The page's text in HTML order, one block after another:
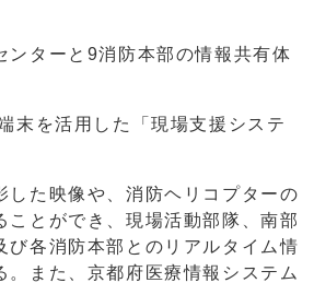
ターと9消防本部の情報共有体
末を活用した「現場支援システ
した映像や、消防ヘリコプターの
ことができ、現場活動部隊、南部
び各消防本部とのリアルタイム情
。また、京都府医療情報システム